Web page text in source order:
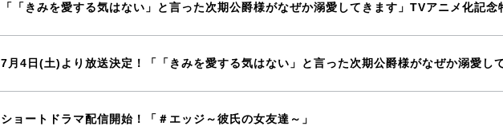
「「きみを愛する気はない」と言った次期公爵様がなぜか溺愛してきます」TVアニメ化記念
7月4日(土)より放送決定！「「きみを愛する気はない」と言った次期公爵様がなぜか溺愛し
ショートドラマ配信開始！「＃エッジ～彼氏の女友達～」